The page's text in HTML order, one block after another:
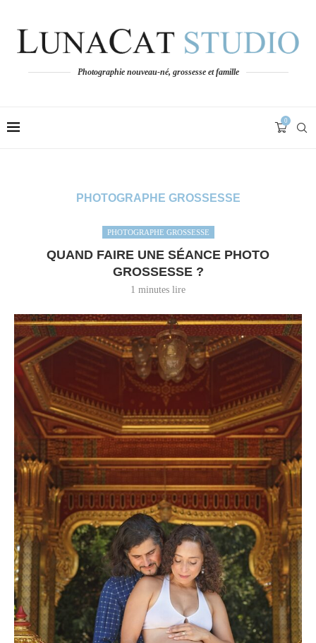
Photographie nouveau-né, grossesse et famille
0
PHOTOGRAPHE GROSSESSE
PHOTOGRAPHE GROSSESSE
QUAND FAIRE UNE SÉANCE PHOTO
GROSSESSE ?
1 minutes lire